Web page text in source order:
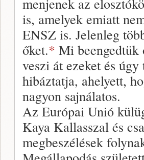
is, amelyek emiatt
ENSZ is. Jelenleg
őket.* Mi beengedtük
veszi át ezeket és
hibáztatja, ahelyett,
nagyon sajnálatos.
Az Európai Unió
Kaya Kallasszal és
megbeszélések